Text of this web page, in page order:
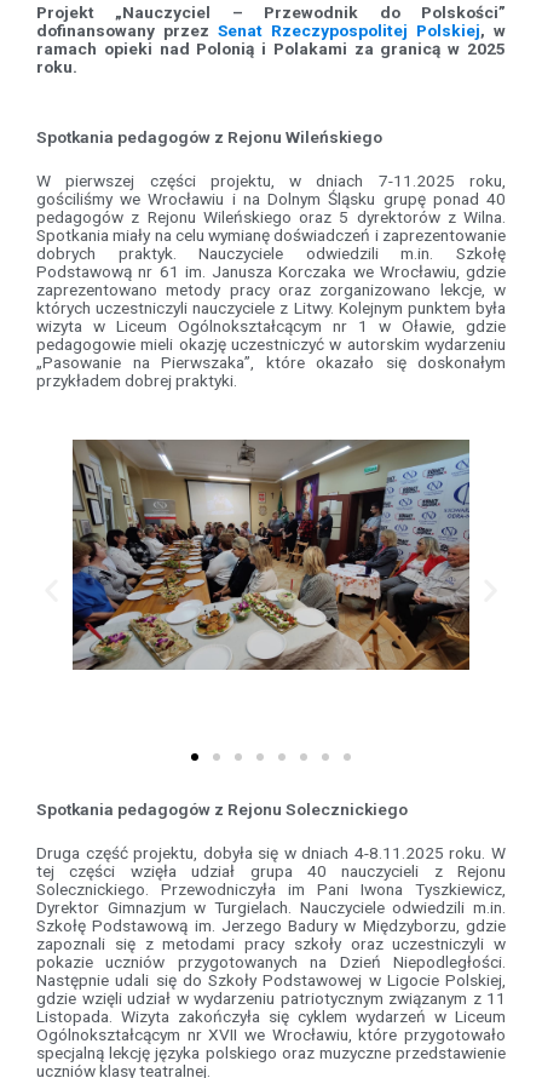
Projekt „Nauczyciel – Przewodnik do Polskości”
dofinansowany przez Senat Rzeczypospolitej Polskiej, w
ramach opieki nad Polonią i Polakami za granicą w 2025
roku.
Spotkania pedagogów z Rejonu Wileńskiego
W pierwszej części projektu, w dniach 7-11.2025 roku,
gościliśmy we Wrocławiu i na Dolnym Śląsku grupę ponad 40
pedagogów z Rejonu Wileńskiego oraz 5 dyrektorów z Wilna.
Spotkania miały na celu wymianę doświadczeń i zaprezentowanie
dobrych praktyk. Nauczyciele odwiedzili m.in. Szkołę
Podstawową nr 61 im. Janusza Korczaka we Wrocławiu, gdzie
zaprezentowano metody pracy oraz zorganizowano lekcje, w
których uczestniczyli nauczyciele z Litwy. Kolejnym punktem była
wizyta w Liceum Ogólnokształcącym nr 1 w Oławie, gdzie
pedagogowie mieli okazję uczestniczyć w autorskim wydarzeniu
„Pasowanie na Pierwszaka”, które okazało się doskonałym
przykładem dobrej praktyki.
Spotkania pedagogów z Rejonu Solecznickiego
Druga część projektu, dobyła się w dniach 4-8.11.2025 roku. W
tej części wzięła udział grupa 40 nauczycieli z Rejonu
Solecznickiego. Przewodniczyła im Pani Iwona Tyszkiewicz,
Dyrektor Gimnazjum w Turgielach. Nauczyciele odwiedzili m.in.
Szkołę Podstawową im. Jerzego Badury w Międzyborzu, gdzie
zapoznali się z metodami pracy szkoły oraz uczestniczyli w
pokazie uczniów przygotowanych na Dzień Niepodległości.
Następnie udali się do Szkoły Podstawowej w Ligocie Polskiej,
gdzie wzięli udział w wydarzeniu patriotycznym związanym z 11
Listopada. Wizyta zakończyła się cyklem wydarzeń w Liceum
Ogólnokształcącym nr XVII we Wrocławiu, które przygotowało
specjalną lekcję języka polskiego oraz muzyczne przedstawienie
uczniów klasy teatralnej.